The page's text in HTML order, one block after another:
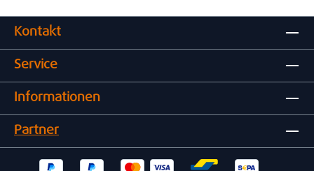
Kontakt
Service
Informationen
Partner